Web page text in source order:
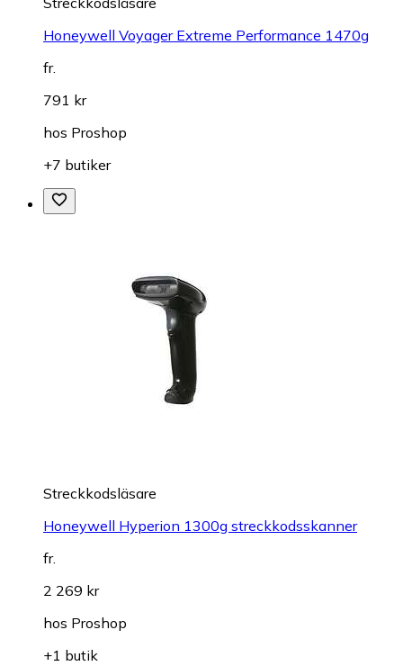
Honeywell Voyager Extreme Performance 1470g
fr.
791 kr
hos Proshop
+7 butiker
Streckkodsläsare
Honeywell Hyperion 1300g streckkodsskanner
fr.
2 269 kr
hos Proshop
+1 butik